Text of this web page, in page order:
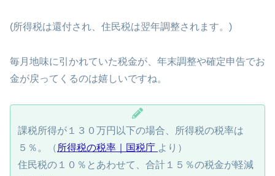
(所得税は還付され、住民税は翌年調整されます。)
毎月地味に引かれていた税金が、年末調整や確定申告でお
金が戻ってくるのは嬉しいですね。
課税所得が１３０万円以下の場合、所得税の税率は
５％。（ 所得税の税率｜国税庁 より）
住民税の１０％とあわせて、合計１５％の税金が軽減